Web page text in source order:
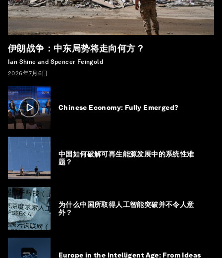
伊朗战争：中东局势将走向何方？
Ian Shine and Spencer Feingold
2026年7月6日
Chinese Economy: Fully Emerged?
中国如何破解可再生能源发展中的系统性难
题？
为什么中国所取得人工智能突破并不令人意
外？
Europe in the Intelligent Age: From Ideas